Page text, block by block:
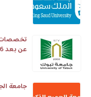
تخصصات
عن بعد 1446
جامعة